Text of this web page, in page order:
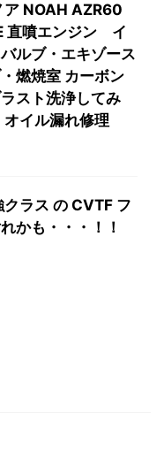
ア NOAH AZR60
直噴エンジン イ
ルブ・エキゾース
・燃焼室 カーボン
スト洗浄してみ
オイル漏れ修理
クラス の CVTF フ
かも・・・！！